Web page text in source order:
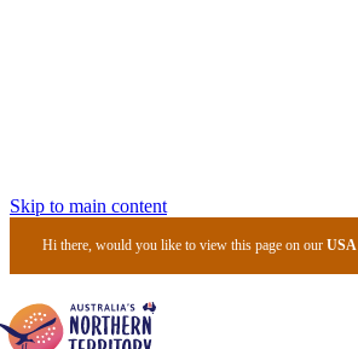
Skip to main content
Hi there, would you like to view this page on ourUSA